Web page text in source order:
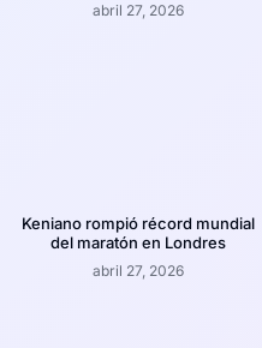
abril 27, 2026
Keniano rompió récord mundial
del maratón en Londres
abril 27, 2026